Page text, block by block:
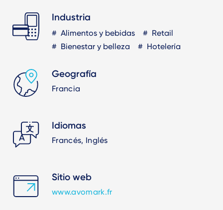
Industria
Alimentos y bebidas
Retail
Bienestar y belleza
Hotelería
Geografía
Francia
Idiomas
Francés, Inglés
Sitio web
www.avomark.fr